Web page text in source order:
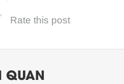
Rate this post
QUAN